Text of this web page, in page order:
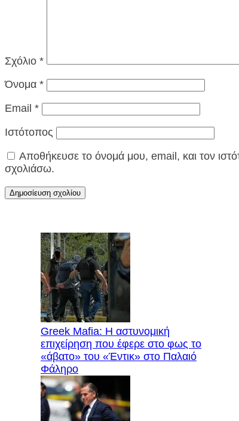
Σχόλιο *
Όνομα *
Email *
Ιστότοπος
Αποθήκευσε το όνομά μου, email, και τον
σχολιάσω.
Greek Mafia: Η αστυνομική
επιχείρηση που έφερε στο φως το
«άβατο» του «Έντικ» στο Παλαιό
Φάληρο